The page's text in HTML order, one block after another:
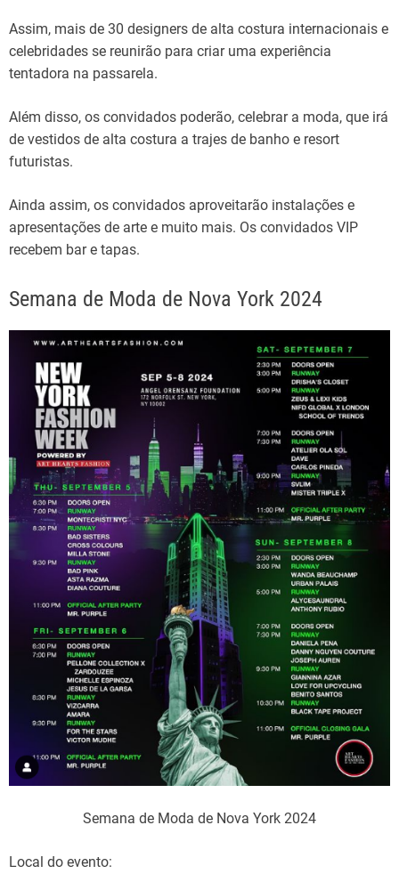
Assim, mais de 30 designers de alta costura internacionais e
celebridades se reunirão para criar uma experiência
tentadora na passarela.
Além disso, os convidados poderão, celebrar a moda, que irá
de vestidos de alta costura a trajes de banho e resort
futuristas.
Ainda assim, os convidados aproveitarão instalações e
apresentações de arte e muito mais. Os convidados VIP
recebem bar e tapas.
Semana de Moda de Nova York 2024
Semana de Moda de Nova York 2024
Local do evento: